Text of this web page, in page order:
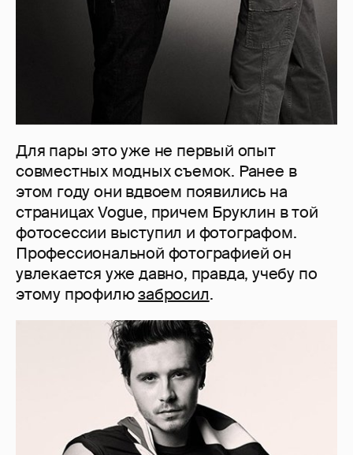
Для пары это уже не первый опыт
совместных модных съемок. Ранее в
этом году они вдвоем появились на
страницах Vogue, причем Бруклин в той
фотосессии выступил и фотографом.
Профессиональной фотографией он
увлекается уже давно, правда, учебу по
этому профилюзабросил.